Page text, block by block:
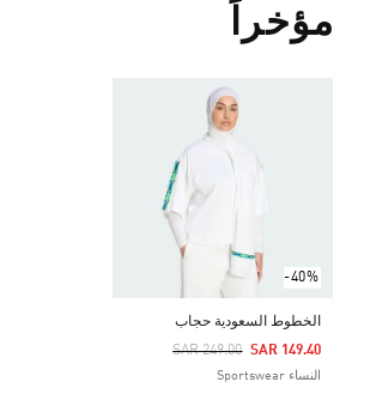
مؤخراً
-40%
الخطوط السعودية حجاب
Price Reduced From
SAR 249.00
To SAR 149.40
النساء Sportswear